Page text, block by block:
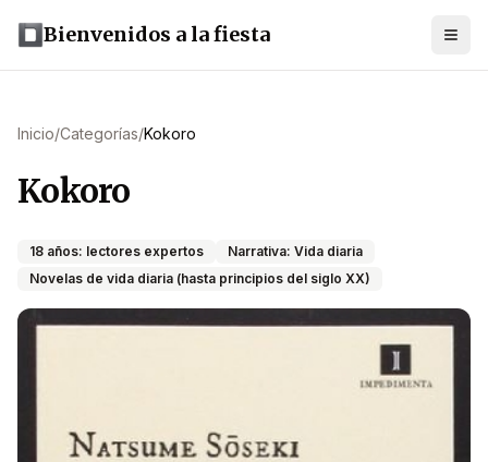
Bienvenidos a la fiesta
Inicio/Categorías/Kokoro
Kokoro
18 años: lectores expertos
Narrativa: Vida diaria
Novelas de vida diaria (hasta principios del siglo XX)